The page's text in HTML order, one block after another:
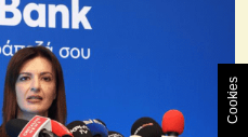
Cookies